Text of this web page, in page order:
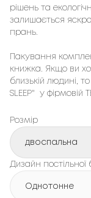
рішень та
залишається
прань.
Пакування
книжка. Якщо ви
близькій людині,
SLEEP"  у
Розмір
двоспальна
Дизайн постільної
Однотонне